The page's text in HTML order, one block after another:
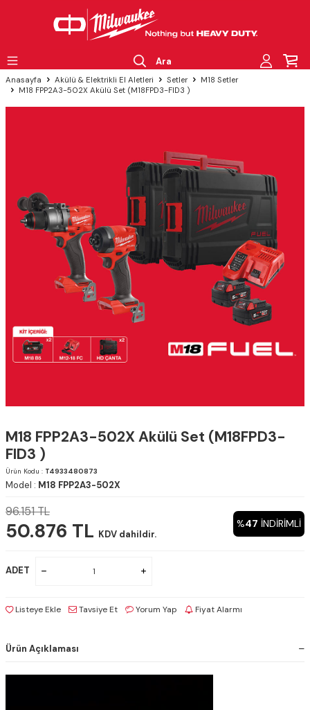
Ara
Anasayfa Akülü & Elektrikli El Aletleri Setler
M18 Setler
M18 FPP2A3-502X Akülü Set (M18FPD3-FID3 )
M18 FPP2A3-502X Akülü Set (M18FPD3-
FID3 )
Ürün Kodu : T4933480873
Model : M18 FPP2A3-502X
96.151TL
50.876 TL KDV dahildir.
%47 INDIRIMLI
ADET
Listeye Ekle Tavsiye Et Yorum Yap Fiyat Alarmı
Ürün Açıklaması